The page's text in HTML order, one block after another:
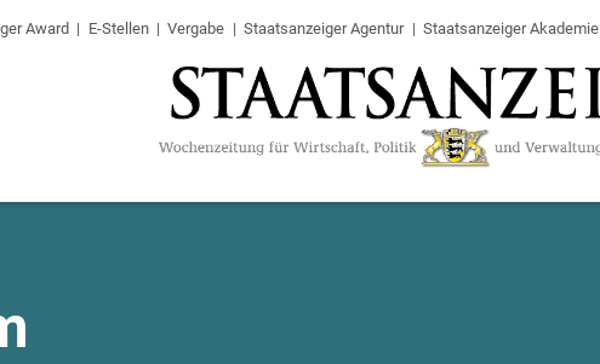
Award E-Stellen Vergabe Staatsanzeiger Agentur Staatsanzeiger Akademie